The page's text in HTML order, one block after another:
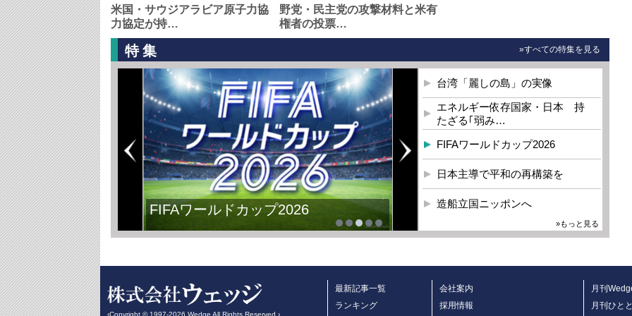
米国・サウジアラビア原子力協
力協定が持…
野党・民主党の攻撃材料と米有
権者の投票…
特集 »すべての特集を見る
FIFAワールドカップ2026
台湾「麗しの島」の実像
エネルギー依存国家・日本 持
たざる｢弱み…
FIFAワールドカップ2026
日本主導で平和の再構築を
造船立国ニッポンへ
»もっと見る
‹Copyright © 1997-2026 Wedge All Rights Reserved.›
最新記事一覧
ランキング
会社案内
採用情報
月刊
月刊ひと